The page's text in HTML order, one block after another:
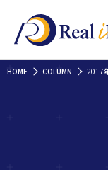
HOME COLUMN